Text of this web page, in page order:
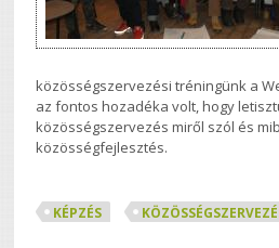
közösségszervezési tréningünk a
az fontos hozadéka volt, hogy
közösségszervezés miről szól és
közösségfejlesztés.
KÉPZÉS